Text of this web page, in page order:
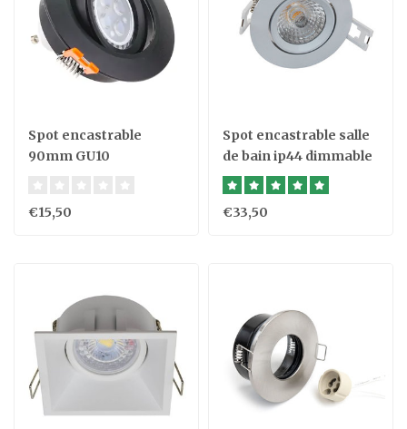
Spot encastrable
90mm GU10
€15,50
Spot encastrable salle
de bain ip44 dimmable
LED 7W
€33,50